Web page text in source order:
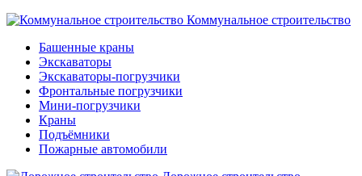
Коммунальное строительство
Башенные краны
Экскаваторы
Экскаваторы-погрузчики
Фронтальные погрузчики
Мини-погрузчики
Краны
Подъёмники
Пожарные автомобили